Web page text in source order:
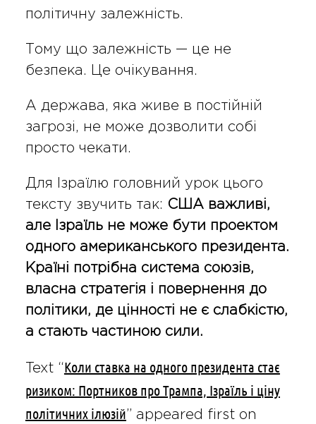
політичну залежність.
Тому що залежність — це не
безпека. Це очікування.
А держава, яка живе в постійній
загрозі, не може дозволити собі
просто чекати.
Для Ізраїлю головний урок цього
тексту звучить так: США важливі,
але Ізраїль не може бути проектом
одного американського президента.
Країні потрібна система союзів,
власна стратегія і повернення до
політики, де цінності не є слабкістю,
а стають частиною сили.
Text “Коли ставка на одного президента стає
ризиком: Портников про Трампа, Ізраїль і ціну
політичних ілюзій” appeared first on